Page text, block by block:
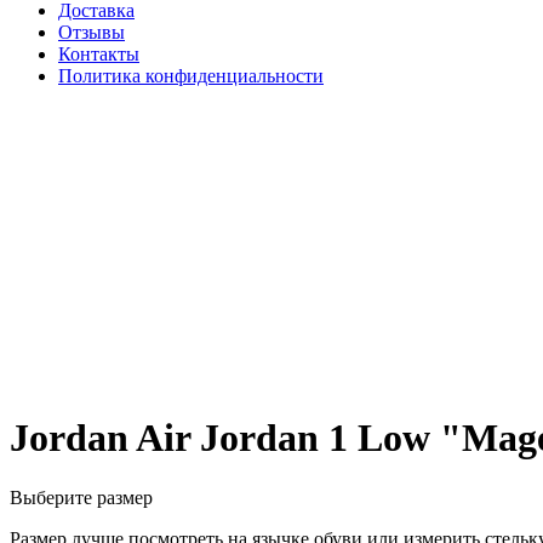
Доставка
Отзывы
Контакты
Политика конфиденциальности
Jordan Air Jordan 1 Low
Выберите размер
Размер лучше посмотреть на язычке обуви или измерить